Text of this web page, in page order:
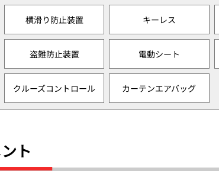
横滑り防止装置 キーレス
盗難防止装置 電動シート
クルーズコントロール カーテンエアバッグ
ト